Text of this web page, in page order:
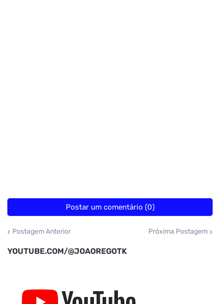
Postar um comentário (0)
Postagem Anterior Próxima Postagem
YOUTUBE.COM/@JOAOREGOTK